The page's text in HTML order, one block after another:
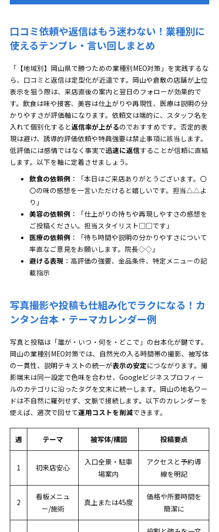
口コミ依頼や返信はもう迷わない！業種別に
使えるテンプレ・言い回しまとめ
「【地域別】岡山県で勝つための業種別MEO対策」を実践するな
ら、口コミと返信は定型化が近道です。岡山や倉敷の店舗が上位
表示を狙う際は、来店直後の案内と翌日のフォローが効果的で
す。飲食は味や接客、美容は仕上がりや再現性、医療は説明の分
かりやすさが評価軸になります。依頼文は端的に、スタッフ名を
入れて個別化すると返信率が上がるのでおすすめです。否定的表
現は避け、誘導的評価依頼や特典強要は禁止事項に該当します。
低評価には感情ではなく事実で迅速に返信することが信頼に直結
します。以下を軸に定着させましょう。
飲食の依頼例 ：「本日はご来店ありがとうございます。〇
〇の味の感想を一言いただけると嬉しいです。担当△△よ
り」
美容の依頼例 ：「仕上がりの持ちや再現しやすさの感想を
ご投稿ください。担当スタイリスト□□です」
医療の依頼例 ：「待ち時間や説明の分かりやすさについて
率直なご意見をお願いします。院長◇◇」
避ける表現 ：高評価の強要、金品条件、特定メニューの記
載指示
写真撮影や投稿も仕組み化でラクになる！カ
ンタン台本・テーマカレンダー例
写真と投稿は「誰が・いつ・何を・どこで」の台本化が鍵です。
岡山の業種別MEO対策では、自然光の入る時間帯の撮影、被写体
の一貫性、説明テキストの統一が表示の安定につながります。撮
影端末は同一設定で色味を合わせ、Googleビジネスプロフィー
ルのカテゴリに沿ったタグを文末に統一します。岡山の地名ワー
ドは不自然に羅列せず、文脈で接続します。以下のカレンダーを
使えば、週次で回せて運用コストを削減できます。
週 テーマ 被写体/構図 投稿要点
1 初来店安心
入口全景・駐車
場案内
アクセスと予約導
線を明記
2
看板メニュ
ー/施術
真上または45度
価格や所要時間を
簡潔に